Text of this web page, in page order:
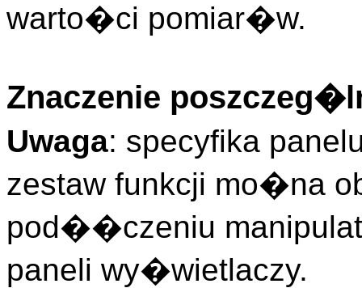
warto�ci pomiar�w.
Znaczenie
Uwaga: specyfika
zestaw funkcji mo�na
pod��czeniu
paneli wy�wietlaczy.